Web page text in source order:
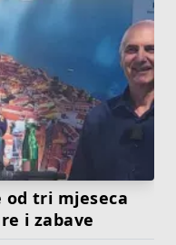
od tri mjeseca
i zabave